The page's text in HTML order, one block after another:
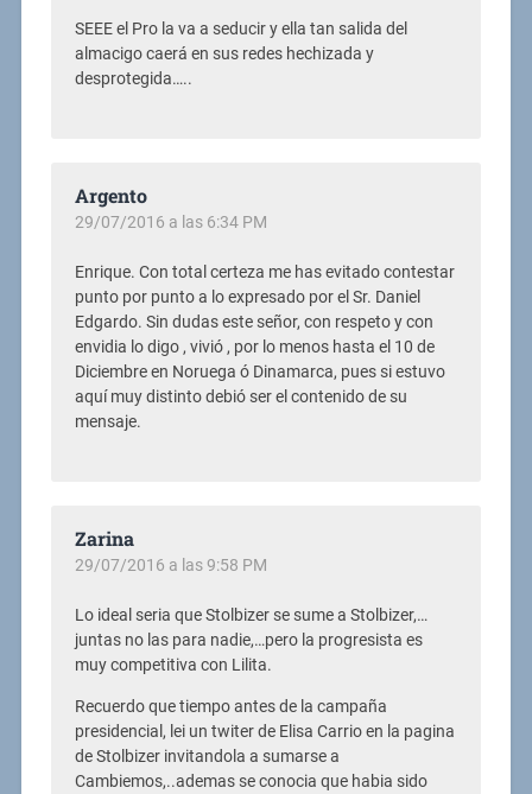
SEEE el Pro la va a seducir y ella tan salida del
almacigo caerá en sus redes hechizada y
desprotegida…..
Argento
29/07/2016 a las 6:34 PM
Enrique. Con total certeza me has evitado contestar
punto por punto a lo expresado por el Sr. Daniel
Edgardo. Sin dudas este señor, con respeto y con
envidia lo digo , vivió , por lo menos hasta el 10 de
Diciembre en Noruega ó Dinamarca, pues si estuvo
aquí muy distinto debió ser el contenido de su
mensaje.
Zarina
29/07/2016 a las 9:58 PM
Lo ideal seria que Stolbizer se sume a Stolbizer,…
juntas no las para nadie,…pero la progresista es
muy competitiva con Lilita.
Recuerdo que tiempo antes de la campaña
presidencial, lei un twiter de Elisa Carrio en la pagina
de Stolbizer invitandola a sumarse a
Cambiemos,..ademas se conocia que habia sido